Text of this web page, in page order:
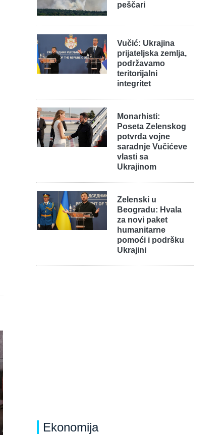
peščari
Vučić: Ukrajina
prijateljska zemlja,
podržavamo
teritorijalni
integritet
Monarhisti:
Poseta Zelenskog
potvrda vojne
saradnje Vučićeve
vlasti sa
Ukrajinom
Zelenski u
Beogradu: Hvala
za novi paket
humanitarne
pomoći i podršku
Ukrajini
Ekonomija